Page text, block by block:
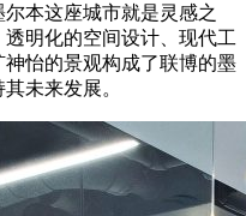
本这座城市就是灵感之
明化的空间设计、现代工
怡的景观构成了联博的墨
未来发展。